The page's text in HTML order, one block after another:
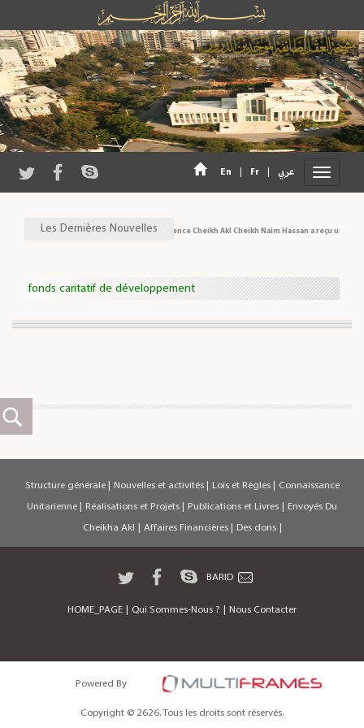
En Fr عربي
Les Dernières NouvellesSon Eminence Cheikh Akl Cheikh Naim Hassan a reçu une
fonds caritatif de développement
Structure générale | Nouvelles et activités | Lois et Règles | Connaissance
Unitarienne | Réalisations et Projets | Publications et Livres | Envoyés Du
Cheikha Akl | Affaires Financières | Des dons |
BARID
HOME_PAGE | Qui Sommes-Nous ? | Nous Contacter
Powered By
Copyright © 2626. Tous les droits sont réservés.